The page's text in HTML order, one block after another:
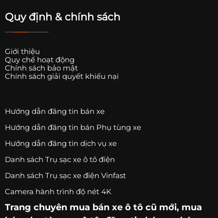
Quy định & chính sách
Giới thiệu
Quy chế hoạt động
Chính sách bảo mật
Chính sách giải quyết khiếu nại
Hướng dẫn đăng tin bán xe
Hướng dẫn đăng tin bán Phụ tùng xe
Hướng dẫn đăng tin dịch vụ xe
Danh sách Trụ sạc xe ô tô điện
Danh sách Trụ sạc xe điện Vinfast
Camera hành trình độ nét 4K
Trang chuyên mua bán xe ô tô cũ mới, mua